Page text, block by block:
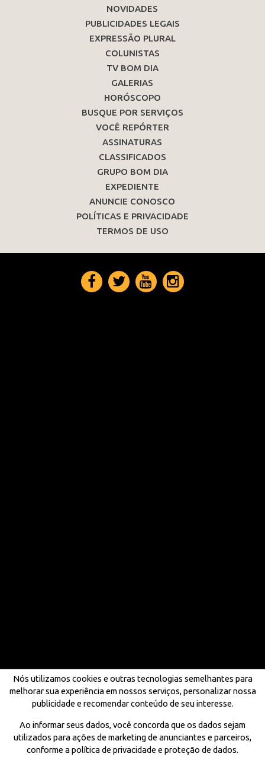
NOVIDADES
PUBLICIDADES LEGAIS
EXPRESSÃO PLURAL
COLUNISTAS
TV BOM DIA
GALERIAS
HORÓSCOPO
BUSQUE POR SERVIÇOS
VOCÊ REPÓRTER
ASSINATURAS
CLASSIFICADOS
GRUPO BOM DIA
EXPEDIENTE
ANUNCIE CONOSCO
POLÍTICAS E PRIVACIDADE
TERMOS DE USO
Nós utilizamos cookies e outras tecnologias semelhantes para
melhorar sua experiência em nossos serviços, personalizar nossa
publicidade e recomendar conteúdo de seu interesse.
Ao informar seus dados, você concorda que os dados sejam
utilizados para ações de marketing de anunciantes e parceiros,
conforme a política de privacidade e proteção de dados.